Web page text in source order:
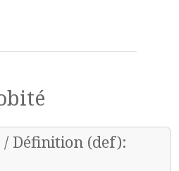
/ Définition (def):